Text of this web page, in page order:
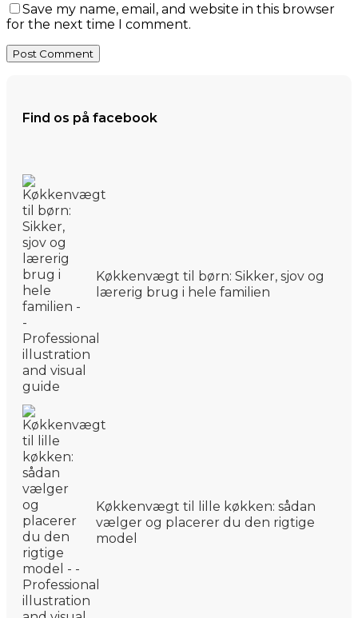
Save my name, email, and website in this browser
for the next time I comment.
Find os på facebook
Køkkenvægt til børn: Sikker, sjov og
lærerig brug i hele familien
Køkkenvægt til lille køkken: sådan
vælger og placerer du den rigtige
model